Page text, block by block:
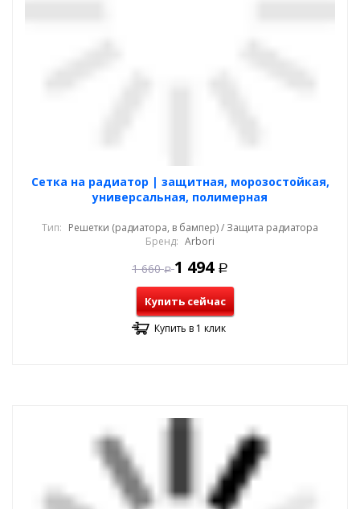
Cетка на радиатор | защитная, морозостойкая,
универсальная, полимерная
Тип: Решетки (радиатора, в бампер) / Защита радиатора
Бренд: Arbori
1 660 Р 1 494 Р
Купить сейчас
Купить в 1 клик